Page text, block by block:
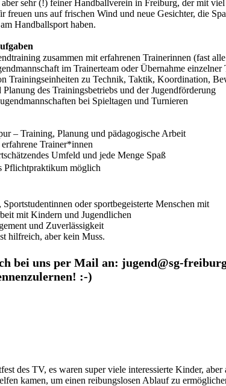
sehr (!) feiner Handballverein in Freiburg, der mit
freuen uns auf frischen Wind und neue Gesichter, die
Handballsport haben.
zusammen mit erfahrenen Trainerinnen (fast
im Trainerteam oder Übernahme einzelner
Trainingseinheiten zu Technik, Taktik, Koordination,
des Trainingsbetriebs und der Jugendförderung
bei Spieltagen und Turnieren
– Training, Planung und pädagogische Arbeit
Trainer*innen
Umfeld und jede Menge Spaß
Pflichtpraktikum möglich
oder sportbegeisterte Menschen mit
mit Kindern und Jugendlichen
und Zuverlässigkeit
hilfreich, aber kein Muss.
bei uns per Mail an: jugend@sg-
:-)
des TV, es waren super viele interessierte Kinder, aber
kamen, um einen reibungslosen Ablauf zu